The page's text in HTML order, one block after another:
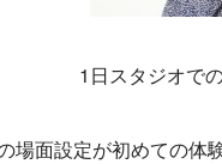
1日スタジオで
場面設定が初めての体